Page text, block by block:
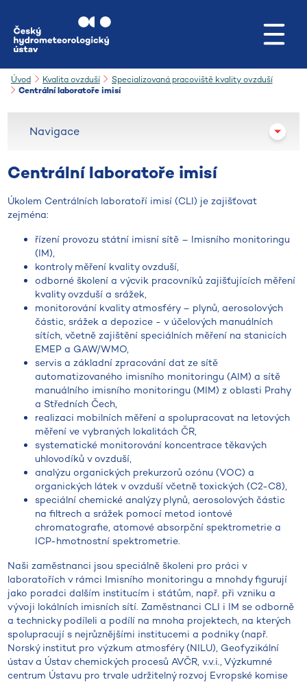
Úvod Kvalita ovzduší
Specializovaná pracoviště kvality ovzduší
Centrální laboratoře imisí
Centrální laboratoře imisí
Úkolem Centrálních laboratoří imisí (CLI) je zajišťovat
zejména:
řízení provozu státní imisní sítě – Imisního monitoringu
(IM),
kontroly měření kvality ovzduší,
odborné školení a výcvik pracovníků zajišťujících měření
kvality ovzduší a srážek,
monitorování kvality atmosféry – plynů, aerosolových
částic, srážek a depozice - v účelových manuálních
sítích, včetně zajištění speciálních měření na stanicích
EMEP a GAW/WMO,
servis a základní zpracování dat ze sítě
automatizovaného imisního monitoringu (AIM) a sítě
manuálního imisního monitoringu (MIM) z oblasti Prahy
a Středních Čech,
realizaci mobilních měření a spolupracovat na letových
měření ve vybraných lokalitách ČR,
systematické monitorování koncentrace těkavých
uhlovodíků v ovzduší,
analýzu organických prekurzorů ozónu (VOC) a
organických látek v ovzduší včetně toxických (C2-C8),
speciální chemické analýzy plynů, aerosolových částic
na filtrech a srážek pomocí metod iontové
chromatografie, atomové absorpční spektrometrie a
ICP-hmotnostní spektrometrie.
Naši zaměstnanci jsou speciálně školeni pro práci v
laboratořích v rámci Imisního monitoringu a mnohdy figurují
jako poradci dalším institucím i státům, např. při vzniku a
vývoji lokálních imisních sítí. Zaměstnanci CLI i IM se odborně
a technicky podíleli a podílí na mnoha projektech, na kterých
spolupracují s nejrůznějšími institucemi a podniky (např.
Norský institut pro výzkum atmosféry (NILU), Geofyzikální
ústav a Ústav chemických procesů AVČR, v.v.i., Výzkumné
centrum Ústavu pro trvale udržitelný rozvoj Evropské komise
Navigace